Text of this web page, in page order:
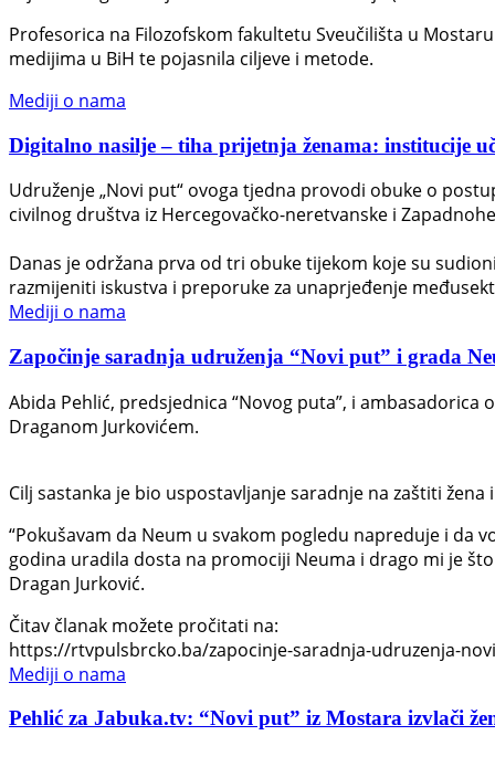
Profesorica na Filozofskom fakultetu Sveučilišta u
medijima u BiH te pojasnila ciljeve i metode.
Mediji o nama
Digitalno nasilje – tiha prijetnja ženama: institucije
Udruženje „Novi put“ ovoga tjedna provodi obuke o
civilnog društva iz Hercegovačko-neretvanske i
Danas je održana prva od tri obuke tijekom koje su
razmijeniti iskustva i preporuke za unaprjeđenje
Mediji o nama
Započinje saradnja udruženja “Novi put” i grada
Abida Pehlić, predsjednica “Novog puta”, i
Draganom Jurkovićem.
Cilj sastanka je bio uspostavljanje saradnje na zaštiti žena
“Pokušavam da Neum u svakom pogledu napreduje i
godina uradila dosta na promociji Neuma i drago mi je
Dragan Jurković.
Čitav članak možete pročitati na:
https://rtvpulsbrcko.ba/zapocinje-saradnja-udruzenja-
Mediji o nama
Pehlić za Jabuka.tv: “Novi put” iz Mostara izvlači